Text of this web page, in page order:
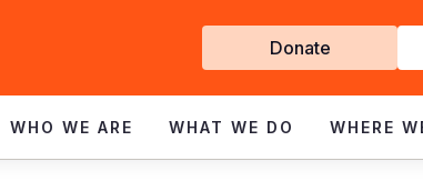
Get
Involved
Donate
WHO WE ARE WHAT WE DO WHERE